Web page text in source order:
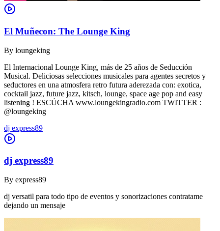
El Muñecon: The Lounge King
By loungeking
El Internacional Lounge King, más de 25 años de Seducción
Musical. Deliciosas selecciones musicales para agentes secretos y
seductores en una atmosfera retro futura aderezada con: exotica,
cocktail jazz, future jazz, kitsch, lounge, space age pop and easy
listening ! ESCÚCHA www.loungekingradio.com TWITTER :
@loungeking
dj express89
dj express89
By express89
dj versatil para todo tipo de eventos y sonorizaciones contratame
dejando un mensaje